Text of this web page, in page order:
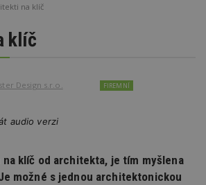
na klíč
klíč
Design s.r.o. FIREMNÍ
audio verzi
na klíč od architekta, je tím myšlena
možné s jednou architektonickou